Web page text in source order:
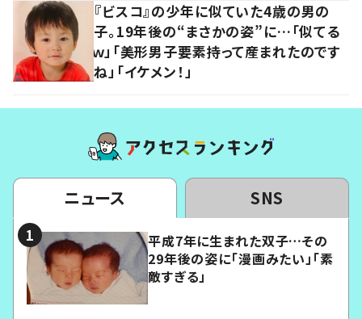
『ビスコ』の少年に似ていた4歳の男の
子。19年後の“まさかの姿”に…「似てる
ｗ」「美形男子要素持って産まれたのです
ね」「イケメン！」
ニュース SNS
平成7年に生まれた双子…その
29年後の姿に「漫画みたい」「素
敵すぎる」